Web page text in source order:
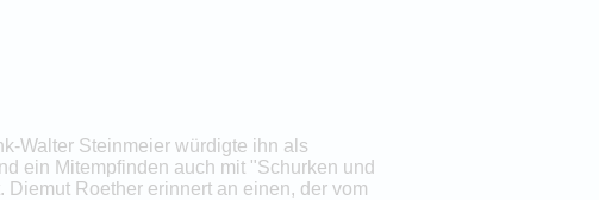
Walter Steinmeier würdigte ihn als
ein Mitempfinden auch mit "Schurken und
Roether erinnert an einen, der vom